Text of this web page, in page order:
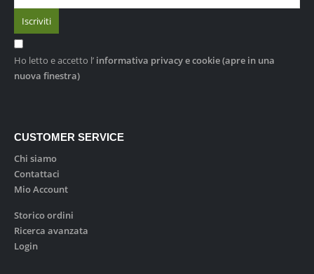
Ho letto e accetto l’ informativa privacy e cookie(apre in una
nuova finestra)
CUSTOMER SERVICE
Chi siamo
Contattaci
Mio Account
Storico ordini
Ricerca avanzata
Login